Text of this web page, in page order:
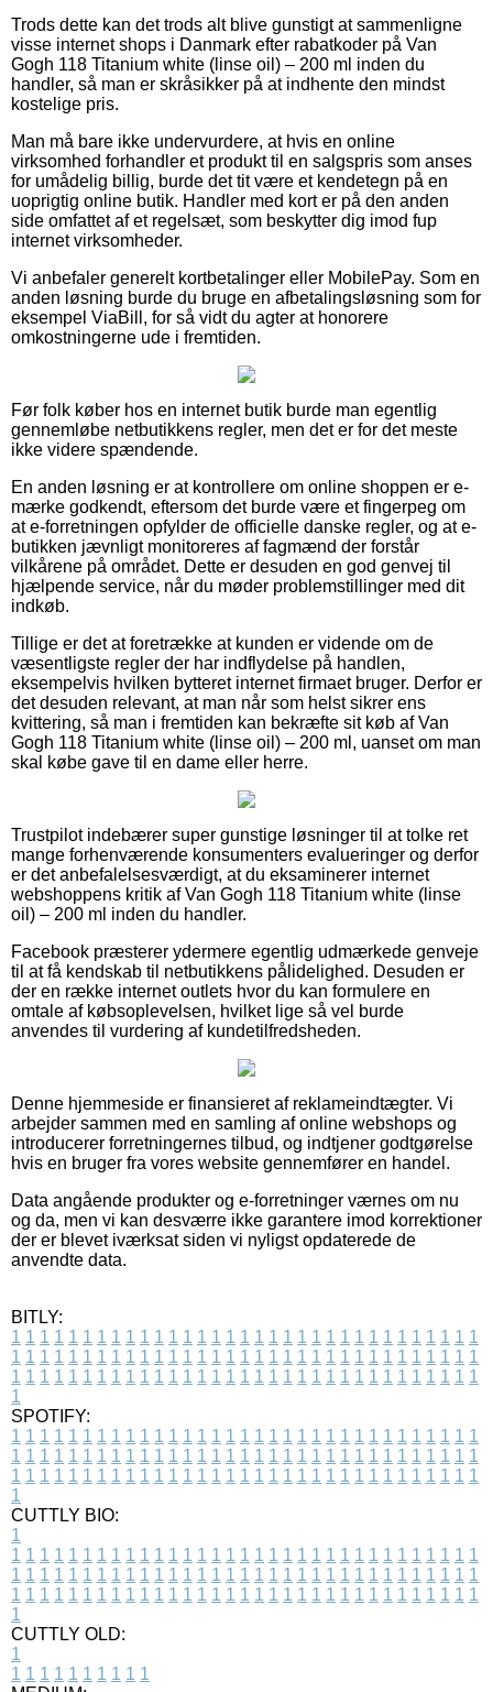
Trods dette kan det trods alt blive gunstigt at sammenligne
visse internet shops i Danmark efter rabatkoder på Van
Gogh 118 Titanium white (linse oil) – 200 ml inden du
handler, så man er skråsikker på at indhente den mindst
kostelige pris.
Man må bare ikke undervurdere, at hvis en online
virksomhed forhandler et produkt til en salgspris som anses
for umådelig billig, burde det tit være et kendetegn på en
uoprigtig online butik. Handler med kort er på den anden
side omfattet af et regelsæt, som beskytter dig imod fup
internet virksomheder.
Vi anbefaler generelt kortbetalinger eller MobilePay. Som en
anden løsning burde du bruge en afbetalingsløsning som for
eksempel ViaBill, for så vidt du agter at honorere
omkostningerne ude i fremtiden.
Før folk køber hos en internet butik burde man egentlig
gennemløbe netbutikkens regler, men det er for det meste
ikke videre spændende.
En anden løsning er at kontrollere om online shoppen er e-
mærke godkendt, eftersom det burde være et fingerpeg om
at e-forretningen opfylder de officielle danske regler, og at e-
butikken jævnligt monitoreres af fagmænd der forstår
vilkårene på området. Dette er desuden en god genvej til
hjælpende service, når du møder problemstillinger med dit
indkøb.
Tillige er det at foretrække at kunden er vidende om de
væsentligste regler der har indflydelse på handlen,
eksempelvis hvilken bytteret internet firmaet bruger. Derfor er
det desuden relevant, at man når som helst sikrer ens
kvittering, så man i fremtiden kan bekræfte sit køb af Van
Gogh 118 Titanium white (linse oil) – 200 ml, uanset om man
skal købe gave til en dame eller herre.
Trustpilot indebærer super gunstige løsninger til at tolke ret
mange forhenværende konsumenters evalueringer og derfor
er det anbefalelsesværdigt, at du eksaminerer internet
webshoppens kritik af Van Gogh 118 Titanium white (linse
oil) – 200 ml inden du handler.
Facebook præsterer ydermere egentlig udmærkede genveje
til at få kendskab til netbutikkens pålidelighed. Desuden er
der en række internet outlets hvor du kan formulere en
omtale af købsoplevelsen, hvilket lige så vel burde
anvendes til vurdering af kundetilfredsheden.
Denne hjemmeside er finansieret af reklameindtægter. Vi
arbejder sammen med en samling af online webshops og
introducerer forretningernes tilbud, og indtjener godtgørelse
hvis en bruger fra vores website gennemfører en handel.
Data angående produkter og e-forretninger værnes om nu
og da, men vi kan desværre ikke garantere imod korrektioner
der er blevet iværksat siden vi nyligst opdaterede de
anvendte data.
BITLY:
1 1 1 1 1 1 1 1 1 1 1 1 1 1 1 1 1 1 1 1 1 1 1 1 1 1 1 1 1 1 1 1 1
1 1 1 1 1 1 1 1 1 1 1 1 1 1 1 1 1 1 1 1 1 1 1 1 1 1 1 1 1 1 1 1 1
1 1 1 1 1 1 1 1 1 1 1 1 1 1 1 1 1 1 1 1 1 1 1 1 1 1 1 1 1 1 1 1 1
1
SPOTIFY:
1 1 1 1 1 1 1 1 1 1 1 1 1 1 1 1 1 1 1 1 1 1 1 1 1 1 1 1 1 1 1 1 1
1 1 1 1 1 1 1 1 1 1 1 1 1 1 1 1 1 1 1 1 1 1 1 1 1 1 1 1 1 1 1 1 1
1 1 1 1 1 1 1 1 1 1 1 1 1 1 1 1 1 1 1 1 1 1 1 1 1 1 1 1 1 1 1 1 1
1
CUTTLY BIO:
1
1 1 1 1 1 1 1 1 1 1 1 1 1 1 1 1 1 1 1 1 1 1 1 1 1 1 1 1 1 1 1 1 1
1 1 1 1 1 1 1 1 1 1 1 1 1 1 1 1 1 1 1 1 1 1 1 1 1 1 1 1 1 1 1 1 1
1 1 1 1 1 1 1 1 1 1 1 1 1 1 1 1 1 1 1 1 1 1 1 1 1 1 1 1 1 1 1 1 1
1
CUTTLY OLD:
1
1 1 1 1 1 1 1 1 1 1